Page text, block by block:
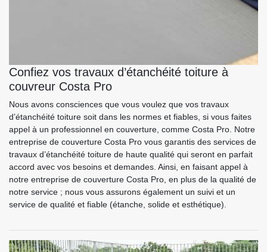
Confiez vos travaux d’étanchéité toiture à
couvreur Costa Pro
Nous avons consciences que vous voulez que vos travaux
d’étanchéité toiture soit dans les normes et fiables, si vous faites
appel à un professionnel en couverture, comme Costa Pro. Notre
entreprise de couverture Costa Pro vous garantis des services de
travaux d’étanchéité toiture de haute qualité qui seront en parfait
accord avec vos besoins et demandes. Ainsi, en faisant appel à
notre entreprise de couverture Costa Pro, en plus de la qualité de
notre service ; nous vous assurons également un suivi et un
service de qualité et fiable (étanche, solide et esthétique).